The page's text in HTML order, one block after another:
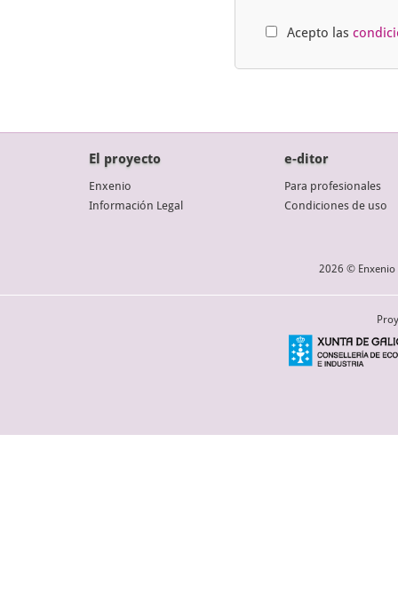
Acepto las
El proyecto
Enxenio
Información Legal
e-ditor
Para profesionales
Condiciones de uso
2026 © Enxenio